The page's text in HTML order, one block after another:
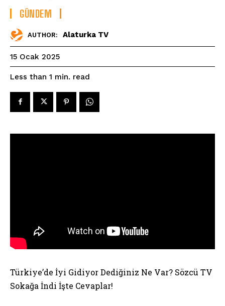
GÜNDEM
AUTHOR: Alaturka TV
15 Ocak 2025
Less than 1 min. read
Türkiye’de İyi Gidiyor Dediğiniz Ne Var? Sözcü TV
Sokağa İndi İşte Cevaplar!